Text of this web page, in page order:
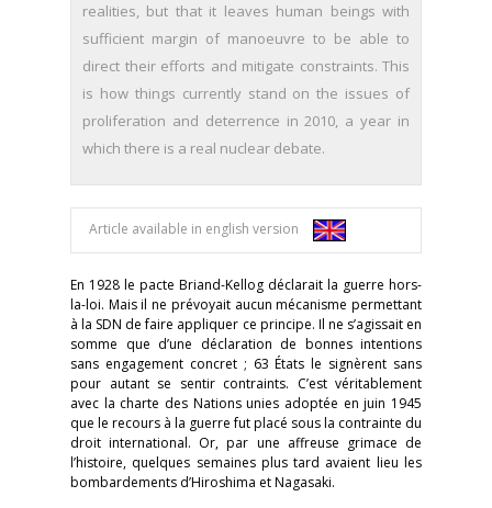
realities, but that it leaves human beings with
sufficient margin of manoeuvre to be able to
direct their efforts and mitigate constraints. This
is how things currently stand on the issues of
proliferation and deterrence in 2010, a year in
which there is a real nuclear debate.
Article available in english version
En 1928 le pacte Briand-Kellog déclarait la guerre hors-
la-loi. Mais il ne prévoyait aucun mécanisme permettant
à la SDN de faire appliquer ce principe. Il ne s’agissait en
somme que d’une déclaration de bonnes intentions
sans engagement concret ; 63 États le signèrent sans
pour autant se sentir contraints. C’est véritablement
avec la charte des Nations unies adoptée en juin 1945
que le recours à la guerre fut placé sous la contrainte du
droit international. Or, par une affreuse grimace de
l’histoire, quelques semaines plus tard avaient lieu les
bombardements d’Hiroshima et Nagasaki.